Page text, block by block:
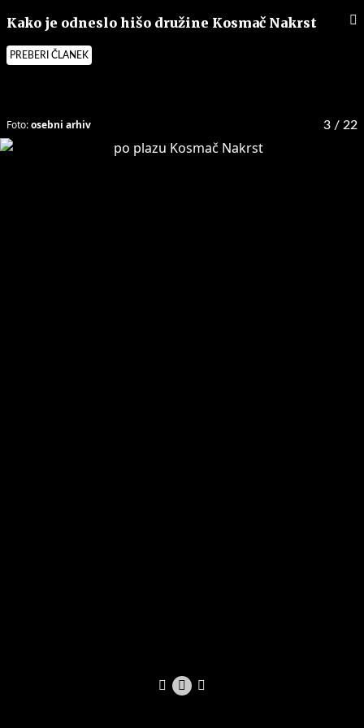
Kako je odneslo hišo družine Kosmač Nakrst
PREBERI ČLANEK
3 / 22
Foto:osebni arhiv